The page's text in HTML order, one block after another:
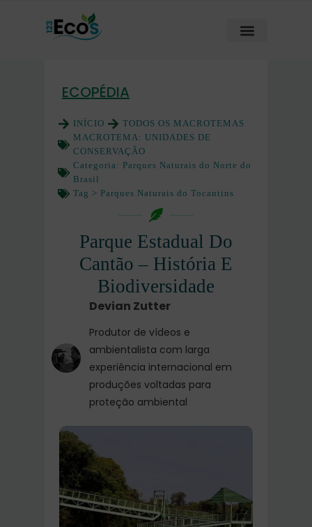
ECOPÉDIA
INÍCIO
TODOS OS MACROTEMAS
MACROTEMA: UNIDADES DE
CONSERVAÇÃO
Categoria: Parques Naturais do Norte do
Brasil
Tag > Parques Naturais do Tocantins
Parque Estadual Do
Cantão – História E
Biodiversidade
Devian Zutter
Produtor de vídeos e
ambientalista com larga
experiência internacional em
produções voltadas para
proteção ambiental